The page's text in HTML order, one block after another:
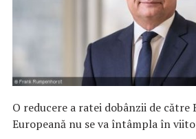
O reducere a ratei dobânzii de către
Europeană nu se va întâmpla în